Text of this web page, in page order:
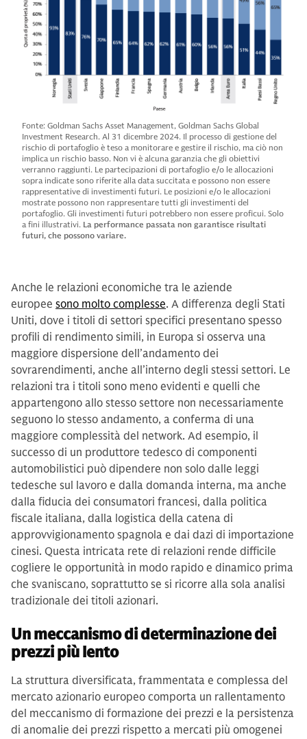
Fonte: Goldman Sachs Asset Management, Goldman Sachs Global
Investment Research. Al 31 dicembre 2024. Il processo di gestione del
rischio di portafoglio è teso a monitorare e gestire il rischio, ma ciò non
implica un rischio basso. Non vi è alcuna garanzia che gli obiettivi
verranno raggiunti. Le partecipazioni di portafoglio e/o le allocazioni
sopra indicate sono riferite alla data succitata e possono non essere
rappresentative di investimenti futuri. Le posizioni e/o le allocazioni
mostrate possono non rappresentare tutti gli investimenti del
portafoglio. Gli investimenti futuri potrebbero non essere proficui. Solo
a fini illustrativi. La performance passata non garantisce risultati
futuri, che possono variare.
Anche le relazioni economiche tra le aziende
europee sono molto complesse. A differenza degli Stati
Uniti, dove i titoli di settori specifici presentano spesso
profili di rendimento simili, in Europa si osserva una
maggiore dispersione dell’andamento dei
sovrarendimenti, anche all’interno degli stessi settori. Le
relazioni tra i titoli sono meno evidenti e quelli che
appartengono allo stesso settore non necessariamente
seguono lo stesso andamento, a conferma di una
maggiore complessità del network. Ad esempio, il
successo di un produttore tedesco di componenti
automobilistici può dipendere non solo dalle leggi
tedesche sul lavoro e dalla domanda interna, ma anche
dalla fiducia dei consumatori francesi, dalla politica
fiscale italiana, dalla logistica della catena di
approvvigionamento spagnola e dai dazi di importazione
cinesi. Questa intricata rete di relazioni rende difficile
cogliere le opportunità in modo rapido e dinamico prima
che svaniscano, soprattutto se si ricorre alla sola analisi
tradizionale dei titoli azionari.
Un meccanismo di determinazione dei
prezzi più lento
La struttura diversificata, frammentata e complessa del
mercato azionario europeo comporta un rallentamento
del meccanismo di formazione dei prezzi e la persistenza
di anomalie dei prezzi rispetto a mercati più omogenei